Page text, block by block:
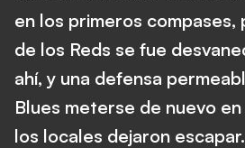
en los primeros compases,
de los Reds se fue
ahí, y una defensa
Blues meterse de nuevo
los locales dejaron escapar.